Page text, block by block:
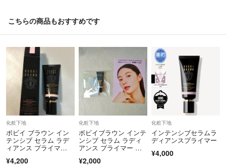
こちらの商品もおすすめです
化粧下地
ボビイ ブラウン イン
テンシブ セラム ラデ
ィアンス プライマ
¥4,200
化粧下地
ボビイブラウン インテ
ンシブ セラム ラディ
アンス プライマー ロ
¥2,000
化粧下地
インテンシブセラムラ
ディアンスプライマー
¥4,000